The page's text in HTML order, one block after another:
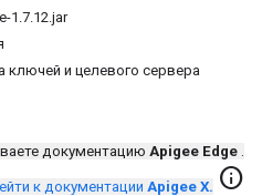
1.7.12.jar
ключей и целевого сервера
документацию Apigee Edge .
к документации Apigee X. info